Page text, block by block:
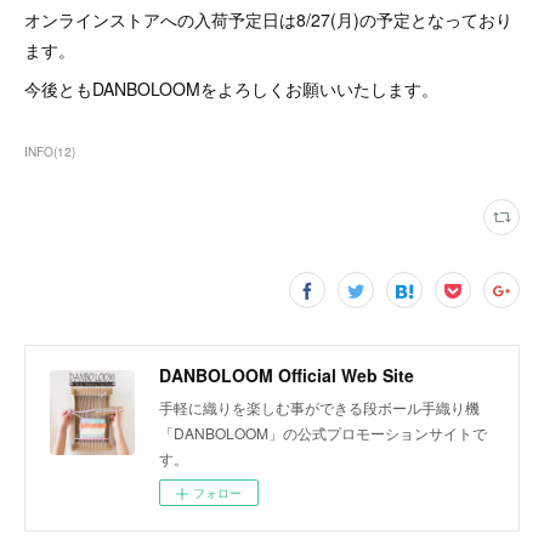
オンラインストアへの入荷予定日は8/27(月)の予定となっており
ます。
今後ともDANBOLOOMをよろしくお願いいたします。
INFO(12)
DANBOLOOM Official Web Site
手軽に織りを楽しむ事ができる段ボール手織り機
「DANBOLOOM」の公式プロモーションサイトで
す。
フォロー